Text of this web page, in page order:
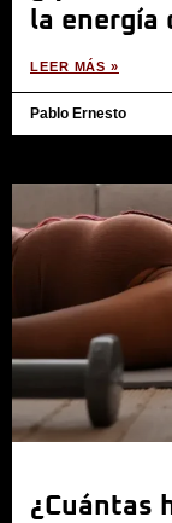
la energía
LEER MÁS »
Pablo Ernesto
¿Cuántas